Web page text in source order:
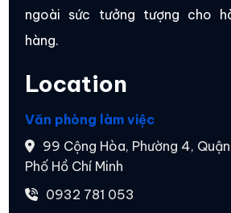
ngoài sức tưởng tượng cho
hàng.
Location
Văn phòng làm việc
99 Cộng Hòa, Phường 4,
Phố Hồ Chí Minh
0932 781 053